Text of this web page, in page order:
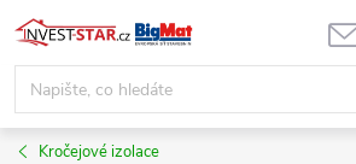
Přejít
na
obsah
Kročejové izolace